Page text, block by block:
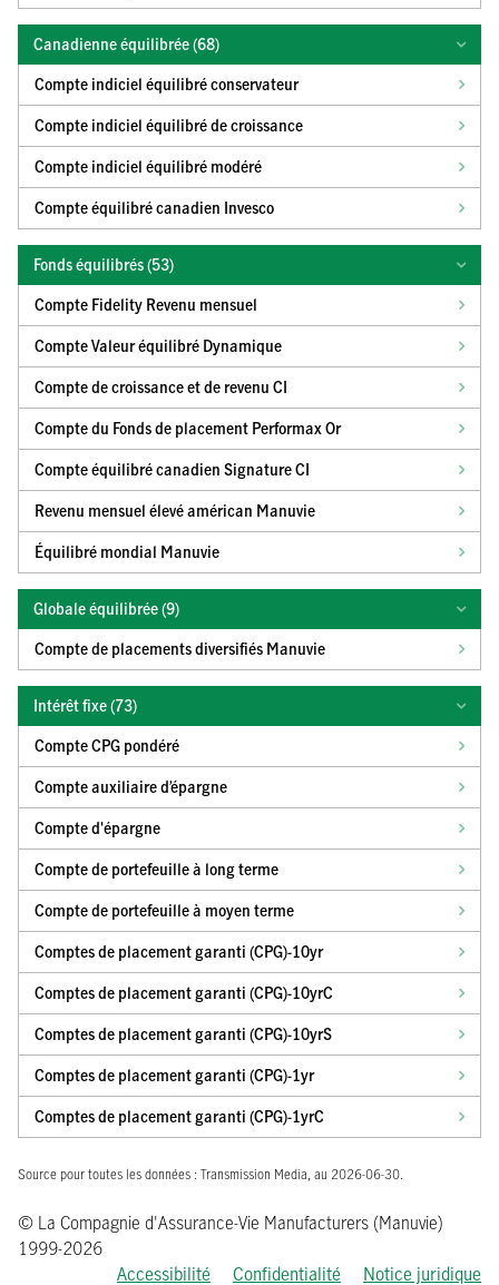
Canadienne équilibrée (68)
Compte indiciel équilibré conservateur
Compte indiciel équilibré de croissance
Compte indiciel équilibré modéré
Compte équilibré canadien Invesco
Fonds équilibrés (53)
Compte Fidelity Revenu mensuel
Compte Valeur équilibré Dynamique
Compte de croissance et de revenu CI
Compte du Fonds de placement Performax Or
Compte équilibré canadien Signature CI
Revenu mensuel élevé américan Manuvie
Équilibré mondial Manuvie
Globale équilibrée (9)
Compte de placements diversifiés Manuvie
Intérêt fixe (73)
Compte CPG pondéré
Compte auxiliaire d’épargne
Compte d'épargne
Compte de portefeuille à long terme
Compte de portefeuille à moyen terme
Comptes de placement garanti (CPG)-10yr
Comptes de placement garanti (CPG)-10yrC
Comptes de placement garanti (CPG)-10yrS
Comptes de placement garanti (CPG)-1yr
Comptes de placement garanti (CPG)-1yrC
Source pour toutes les données : Transmission Media, au 2026-06-30.
© La Compagnie d'Assurance-Vie Manufacturers (Manuvie)
1999-2026
Accessibilité
Confidentialité Notice juridique